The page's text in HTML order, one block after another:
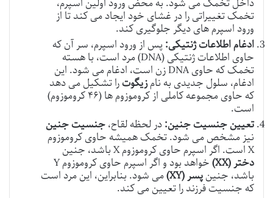
داخل تخمک می شود. به محض ورود اولین اسپرم،
تخمک تغییراتی را در غشای خود ایجاد می کند تا از
ورود اسپرم های دیگر جلوگیری کند.
ادغام اطلاعات ژنتیکی:پس از ورود اسپرم، سر آن که
حاوی اطلاعات ژنتیکی (DNA) مرد است، با هسته
تخمک که حاوی DNA زن است، ادغام می شود. این
ادغام، سلول جدیدی به نامزیگوترا تشکیل می دهد
که حاوی مجموعه کاملی از کروموزوم ها (۴۶ کروموزوم)
است.
تعیین جنسیت جنین:در لحظه لقاح،جنسیت جنین
نیز مشخص می شود. تخمک همیشه حاوی کروموزوم
X است. اگر اسپرم حاوی کروموزوم X باشد، جنین
دختر (XX) خواهد بود و اگر اسپرم حاوی کروموزوم Y
باشد، جنینپسر (XY) می شود. بنابراین، این مرد است
که جنسیت فرزند را تعیین می کند.